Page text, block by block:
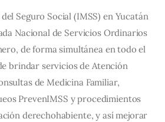
Seguro Social (IMSS) en Yucatán
Nacional de Servicios Ordinarios
de forma simultánea en todo el
brindar servicios de Atención
de Medicina Familiar,
PrevenIMSS y procedimientos
derechohabiente, y así mejorar